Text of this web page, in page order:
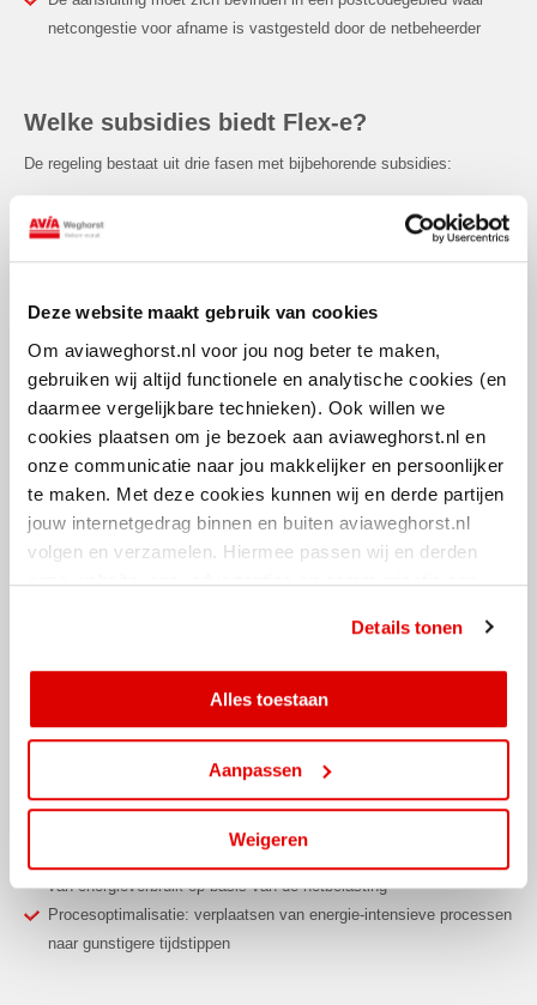
Deze website maakt gebruik van cookies
Om aviaweghorst.nl voor jou nog beter te maken,
gebruiken wij altijd functionele en analytische cookies (en
daarmee vergelijkbare technieken). Ook willen we
cookies plaatsen om je bezoek aan aviaweghorst.nl en
onze communicatie naar jou makkelijker en persoonlijker
te maken. Met deze cookies kunnen wij en derde partijen
jouw internetgedrag binnen en buiten aviaweghorst.nl
volgen en verzamelen. Hiermee passen wij en derden
onze website, app, advertenties en communicatie aan
ga je hiermee akkoord. Je kunt je cookievoorkeuren altijd
weer aanpassen.
Details tonen
Alles toestaan
Aanpassen
Weigeren
netcongestie voor afname is vastgesteld door de netbeheerder
Welke subsidies biedt Flex-e?
De regeling bestaat uit drie fasen met bijbehorende subsidies:
Flexibiliteitsscan: analyseert het energieverbruik en brengt de
Haalbaarheidsstudie: onderzoekt de technische en financiële
Subsidie: 50% van de kosten, tot maximaal €125.000
Realiseren van flexibiliteitsmaatregelen: financiële
ondersteuning voor bedrijven die daadwerkelijk investeren in
energieflexibiliteit
Subsidie: 35% van de investeringskosten, met een minimum
van €25.000 en een maximum van €300.000
Er kan voor één onderdeel tegelijkertijd een aanvraag worden
Mogelijke toepassingen binnen bedrijven
energieoplossingen, zoals:
Batterijsystemen: opslaan van energie tijdens daluren en gebruiken
Slimme energiemanagementsystemen: automatische aanpassing
van energieverbruik op basis van de netbelasting
Procesoptimalisatie: verplaatsen van energie-intensieve processen
naar gunstigere tijdstippen